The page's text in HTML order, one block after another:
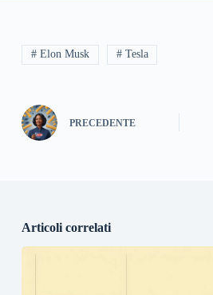
# Elon Musk # Tesla
PRECEDENTE
Articoli correlati